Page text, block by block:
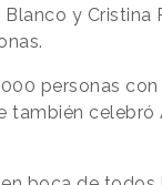
Blanco y Cristina
personas
también celebró